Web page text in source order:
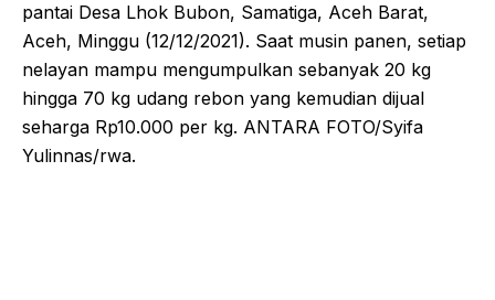
pantai Desa Lhok Bubon, Samatiga, Aceh Barat,
Aceh, Minggu (12/12/2021). Saat musin panen, setiap
nelayan mampu mengumpulkan sebanyak 20 kg
hingga 70 kg udang rebon yang kemudian dijual
seharga Rp10.000 per kg. ANTARA FOTO/Syifa
Yulinnas/rwa.